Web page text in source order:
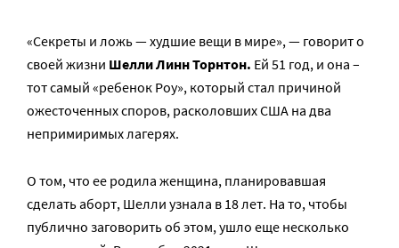
«Секреты и ложь — худшие вещи в мире», — говорит о
своей жизни Шелли Линн Торнтон. Ей 51 год, и она –
тот самый «ребенок Роу», который стал причиной
ожесточенных споров, расколовших США на два
непримиримых лагерях.
О том, что ее родила женщина, планировавшая
сделать аборт, Шелли узнала в 18 лет. На то, чтобы
публично заговорить об этом, ушло еще несколько